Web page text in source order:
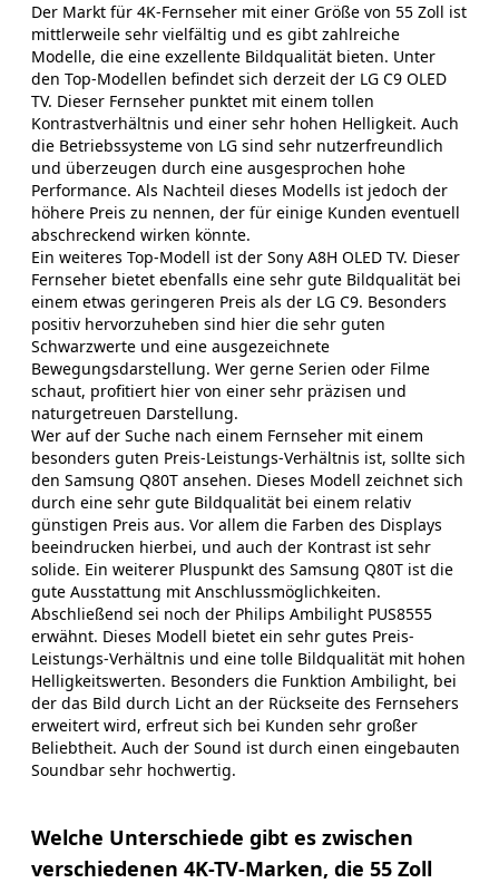
Der Markt für 4K-Fernseher mit einer Größe von 55 Zoll ist
mittlerweile sehr vielfältig und es gibt zahlreiche
Modelle, die eine exzellente Bildqualität bieten. Unter
den Top-Modellen befindet sich derzeit der LG C9 OLED
TV. Dieser Fernseher punktet mit einem tollen
Kontrastverhältnis und einer sehr hohen Helligkeit. Auch
die Betriebssysteme von LG sind sehr nutzerfreundlich
und überzeugen durch eine ausgesprochen hohe
Performance. Als Nachteil dieses Modells ist jedoch der
höhere Preis zu nennen, der für einige Kunden eventuell
abschreckend wirken könnte.
Ein weiteres Top-Modell ist der Sony A8H OLED TV. Dieser
Fernseher bietet ebenfalls eine sehr gute Bildqualität bei
einem etwas geringeren Preis als der LG C9. Besonders
positiv hervorzuheben sind hier die sehr guten
Schwarzwerte und eine ausgezeichnete
Bewegungsdarstellung. Wer gerne Serien oder Filme
schaut, profitiert hier von einer sehr präzisen und
naturgetreuen Darstellung.
Wer auf der Suche nach einem Fernseher mit einem
besonders guten Preis-Leistungs-Verhältnis ist, sollte sich
den Samsung Q80T ansehen. Dieses Modell zeichnet sich
durch eine sehr gute Bildqualität bei einem relativ
günstigen Preis aus. Vor allem die Farben des Displays
beeindrucken hierbei, und auch der Kontrast ist sehr
solide. Ein weiterer Pluspunkt des Samsung Q80T ist die
gute Ausstattung mit Anschlussmöglichkeiten.
Abschließend sei noch der Philips Ambilight PUS8555
erwähnt. Dieses Modell bietet ein sehr gutes Preis-
Leistungs-Verhältnis und eine tolle Bildqualität mit hohen
Helligkeitswerten. Besonders die Funktion Ambilight, bei
der das Bild durch Licht an der Rückseite des Fernsehers
erweitert wird, erfreut sich bei Kunden sehr großer
Beliebtheit. Auch der Sound ist durch einen eingebauten
Soundbar sehr hochwertig.
Welche Unterschiede gibt es zwischen
verschiedenen 4K-TV-Marken, die 55 Zoll